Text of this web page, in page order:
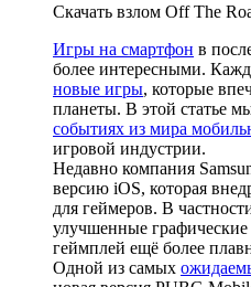
Скачать взлом Off The
Игры на смартфон в
более интересными.
новые игры, которые
планеты. В этой статье
событиях из мира
игровой индустрии.
Недавно компания
версию iOS, которая
для геймеров. В
улучшенные
геймплей ещё более
Одной из самых